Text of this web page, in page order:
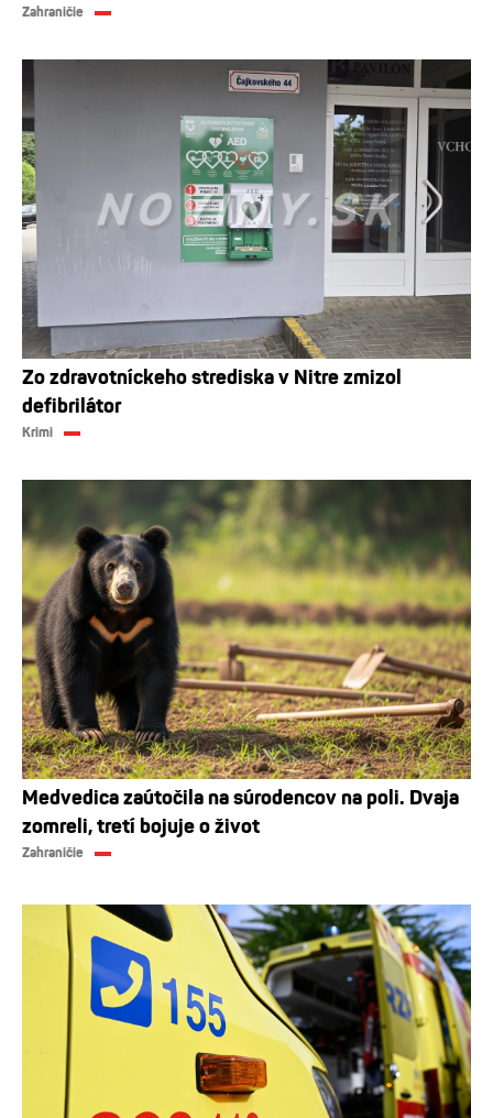
Zahraničie
Zo zdravotníckeho strediska v Nitre zmizol
defibrilátor
Krimi
Medvedica zaútočila na súrodencov na poli. Dvaja
zomreli, tretí bojuje o život
Zahraničie